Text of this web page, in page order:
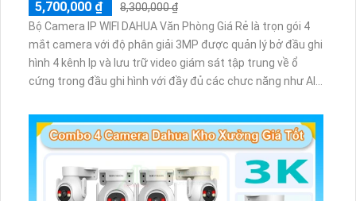
5,700,000 ₫
8,300,000 ₫
Bộ Camera IP WIFI DAHUA Văn Phòng Giá Rẻ là trọn gói 4
mắt camera với độ phân giải 3MP được quản lý bở đầu ghi
hình 4 kênh Ip và lưu trữ video giám sát tập trung về ổ
cứng trong đầu ghi hình với đầy đủ các chưc năng như AI
giám sát có màu vào ban đêm